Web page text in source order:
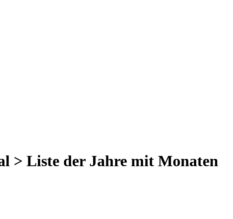
> Liste der Jahre mit Monaten